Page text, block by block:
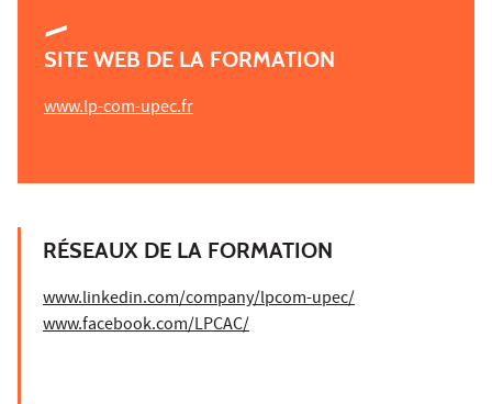
SITE WEB DE LA FORMATION
www.lp-com-upec.fr
RÉSEAUX DE LA FORMATION
www.linkedin.com/company/lpcom-upec/
www.facebook.com/LPCAC/